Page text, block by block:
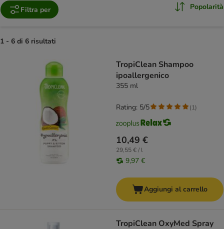
Filtra per Popolarità
1 - 6 di 6 risultati
TropiClean Shampoo
ipoallergenico
355 ml
10,49 €
29,55 € / l
9,97 €
Rating: 5/5 (1)
Aggiungi al carrello
TropiClean OxyMed Spray